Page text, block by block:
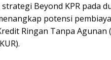
Beyond KPR pada
potensi
Ringan Tanpa Agunan